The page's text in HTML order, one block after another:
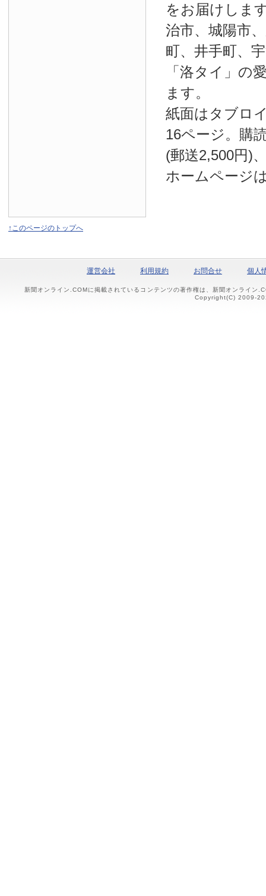
をお届けしま
治市、城陽市
町、井手町、
「洛タイ」の
ます。
紙面はタブロ
16ページ。購
(郵送2,500円)
ホームページ
↑このページのトップへ
運営会社 利用規約 お問合せ 個人
新聞オンライン.COMに掲載されているコンテンツの著作権は、新聞オンライン
Copyright(C) 2009-